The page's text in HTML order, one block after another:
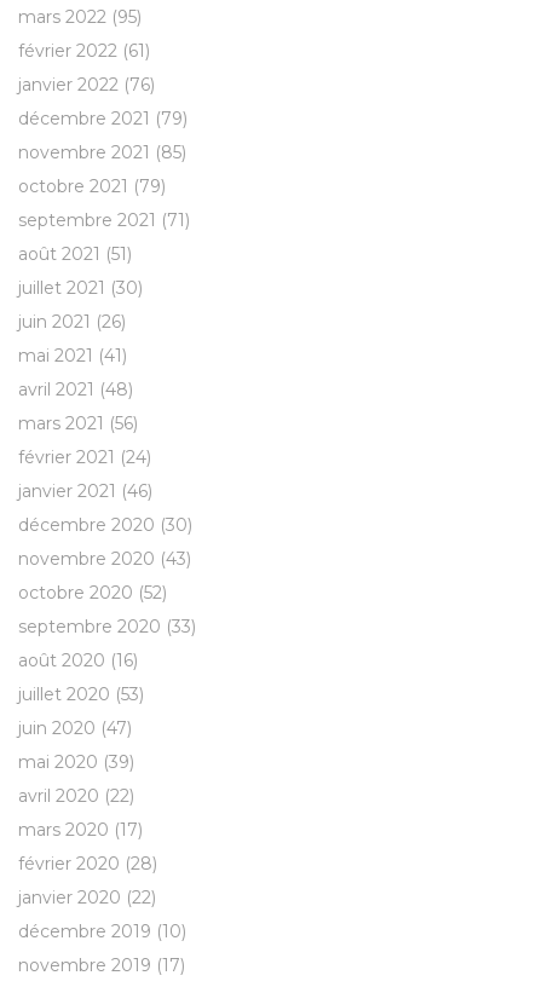
mars 2022 (95)
février 2022 (61)
janvier 2022 (76)
décembre 2021 (79)
novembre 2021 (85)
octobre 2021 (79)
septembre 2021 (71)
août 2021 (51)
juillet 2021 (30)
juin 2021 (26)
mai 2021 (41)
avril 2021 (48)
mars 2021 (56)
février 2021 (24)
janvier 2021 (46)
décembre 2020 (30)
novembre 2020 (43)
octobre 2020 (52)
septembre 2020 (33)
août 2020 (16)
juillet 2020 (53)
juin 2020 (47)
mai 2020 (39)
avril 2020 (22)
mars 2020 (17)
février 2020 (28)
janvier 2020 (22)
décembre 2019 (10)
novembre 2019 (17)